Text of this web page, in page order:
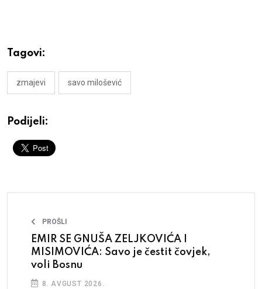
Tagovi:
zmajevi savo milošević
Podijeli:
PROŠLI
EMIR SE GNUŠA ZELJKOVIĆA I
MISIMOVIĆA: Savo je čestit čovjek,
voli Bosnu
8. AVGUST 2026.